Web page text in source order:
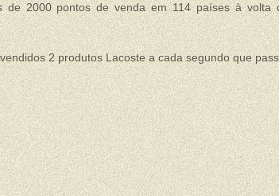
de 2000 pontos de venda em 114 países à volta
2 produtos Lacoste a cada segundo que